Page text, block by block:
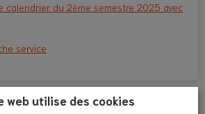
calendrier du 2ème semestre 2025 avec
service
web utilise des cookies